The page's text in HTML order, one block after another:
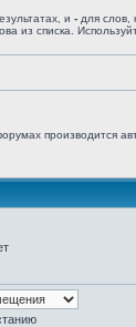
и - для слов,
из списка.
производится